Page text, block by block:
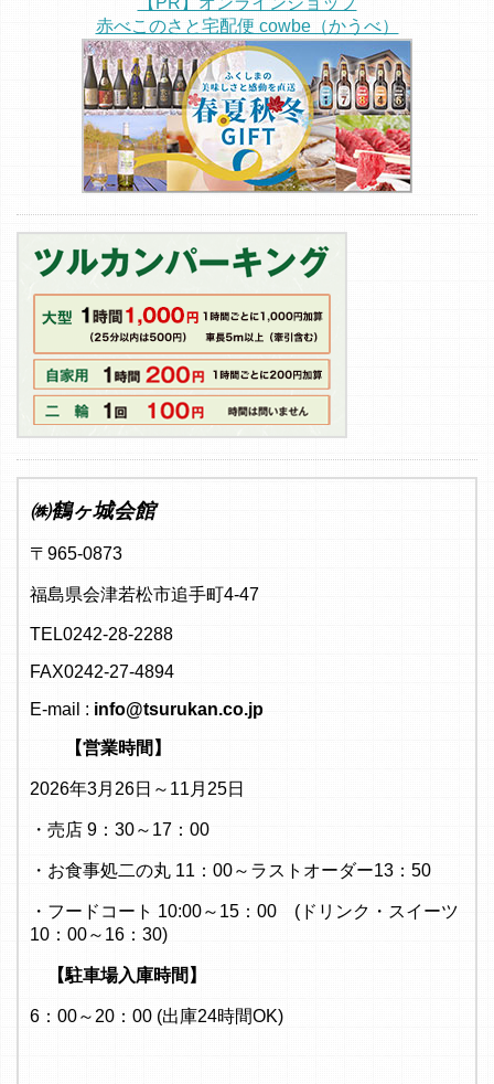
赤べこのさと宅配便 cowbe（かうべ）
㈱鶴ヶ城会館
〒965-0873
福島県会津若松市追手町4-47
TEL0242-28-2288
FAX0242-27-4894
E-mail : info@tsurukan.co.jp
【営業時間】
2026年3月26日～11月25日
・売店 9：30～17：00
・お食事処二の丸 11：00～ラストオーダー13：50
・フードコート 10:00～15：00 (ドリンク・スイーツ
10：00～16：30)
【駐車場入庫時間】
6：00～20：00 (出庫24時間OK)